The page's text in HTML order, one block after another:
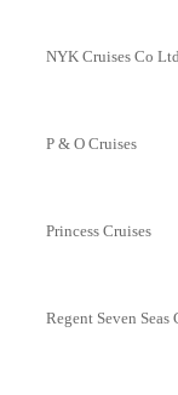
NYK Cruises Co
P & O Cruises
Princess Cruises
Regent Seven Seas